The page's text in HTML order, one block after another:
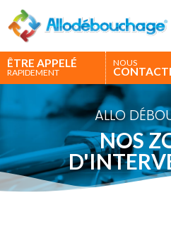
ÊTRE APPELÉ
RAPIDEMENT
NOUS
ALLO
NOS